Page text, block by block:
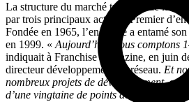
La structure du marché tricolore de la
par trois principaux acteurs. Premier
Fondée en 1965, l’enseigne a entamé
en 1999. « Aujourd’hui, nous comptons
indiquait à Franchise Magazine, en juin
directeur développement du réseau. Et
nombreux projets de développement, soit
d’une vingtaine de points de vente en